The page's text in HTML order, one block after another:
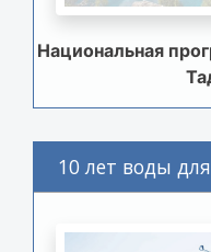
Национальная
10 лет воды